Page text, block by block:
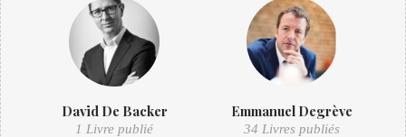
David De Backer
1 Livre publié
Emmanuel Degrève
34 Livres publiés